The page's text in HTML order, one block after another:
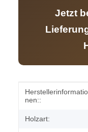
Jetzt
Wert
Herstellerinformatio
nen::
Holzart: